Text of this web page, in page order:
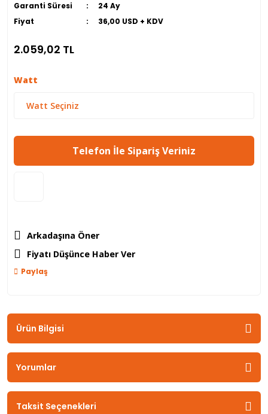
Garanti Süresi
24 Ay
Fiyat
36,00 USD + KDV
2.059,02 TL
Watt
Telefon İle Sipariş Veriniz
Arkadaşına Öner
Fiyatı Düşünce Haber Ver
Paylaş
Ürün Bilgisi
Yorumlar
Taksit Seçenekleri